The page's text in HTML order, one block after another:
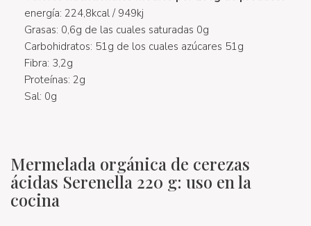
energía: 224,8kcal / 949kj
Grasas: 0,6g de las cuales saturadas 0g
Carbohidratos: 51g de los cuales azúcares 51g
Fibra: 3,2g
Proteínas: 2g
Sal: 0g
Mermelada orgánica de cerezas
ácidas Serenella 220 g: uso en la
cocina